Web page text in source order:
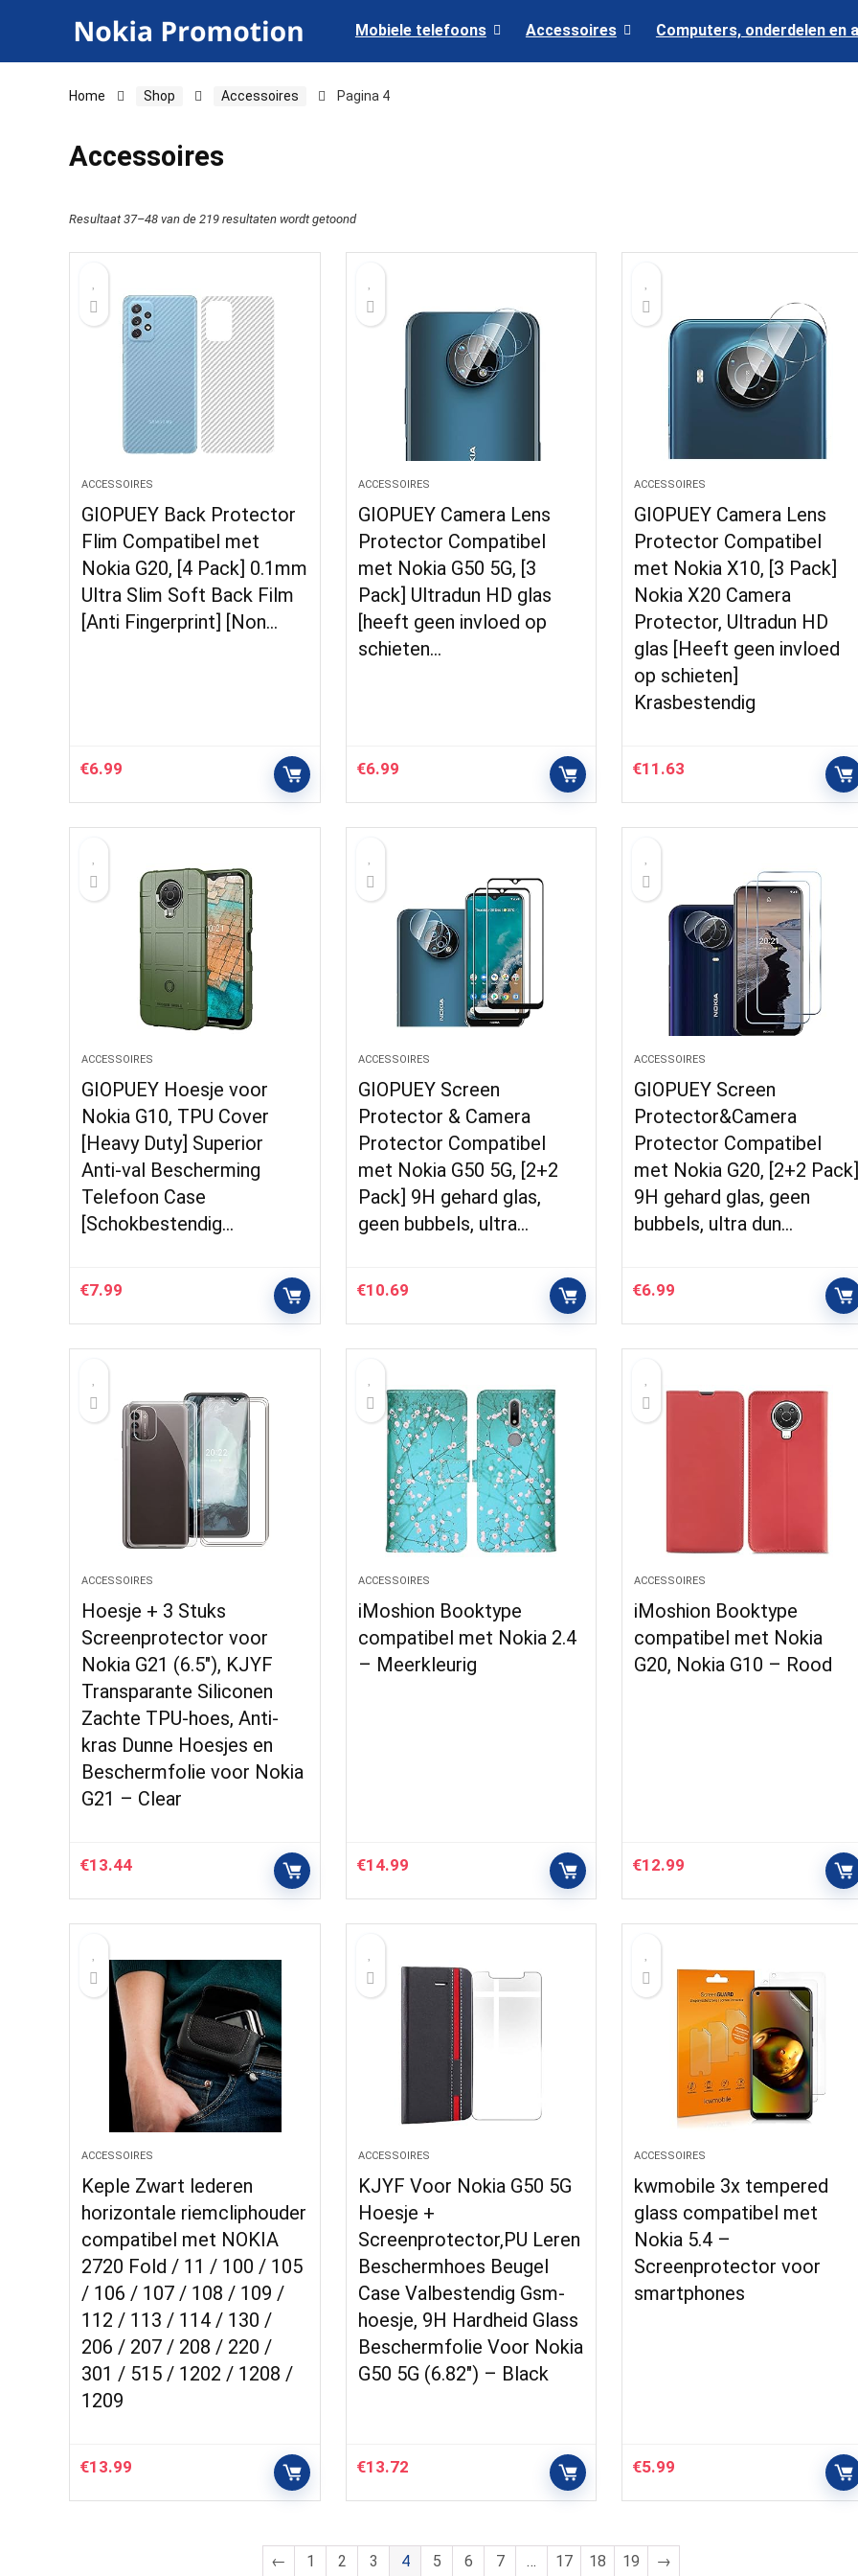
Mobiele telefoons Accessoires Computers, onderdelen en
Home Shop Accessoires Pagina 4
Accessoires
Resultaat 37–48 van de 219 resultaten wordt getoond
ACCESSOIRES
GIOPUEY Back Protector
Flim Compatibel met
Nokia G20, [4 Pack] 0.1mm
Ultra Slim Soft Back Film
[Anti Fingerprint] [Non…
€6.99
ACCESSOIRES
GIOPUEY Camera Lens
Protector Compatibel
met Nokia G50 5G, [3
Pack] Ultradun HD glas
[heeft geen invloed op
schieten…
€6.99
ACCESSOIRES
GIOPUEY Camera Lens
Protector Compatibel
met Nokia X10, [3 Pack]
Nokia X20 Camera
Protector, Ultradun HD
glas [Heeft geen invloed
op schieten]
Krasbestendig
€11.63
ACCESSOIRES
GIOPUEY Hoesje voor
Nokia G10, TPU Cover
[Heavy Duty] Superior
Anti-val Bescherming
Telefoon Case
[Schokbestendig…
€7.99
ACCESSOIRES
GIOPUEY Screen
Protector & Camera
Protector Compatibel
met Nokia G50 5G, [2+2
Pack] 9H gehard glas,
geen bubbels, ultra…
€10.69
ACCESSOIRES
GIOPUEY Screen
Protector&Camera
Protector Compatibel
met Nokia G20, [2+2
9H gehard glas, geen
bubbels, ultra dun…
€6.99
ACCESSOIRES
Hoesje + 3 Stuks
Screenprotector voor
Nokia G21 (6.5″), KJYF
Transparante Siliconen
Zachte TPU-hoes, Anti-
kras Dunne Hoesjes en
Beschermfolie voor Nokia
G21 – Clear
€13.44
ACCESSOIRES
iMoshion Booktype
compatibel met Nokia 2.4
– Meerkleurig
€14.99
ACCESSOIRES
iMoshion Booktype
compatibel met Nokia
G20, Nokia G10 – Rood
€12.99
ACCESSOIRES
Keple Zwart lederen
horizontale riemcliphouder
compatibel met NOKIA
2720 Fold / 11 / 100 / 105
/ 106 / 107 / 108 / 109 /
112 / 113 / 114 / 130 /
206 / 207 / 208 / 220 /
301 / 515 / 1202 / 1208 /
1209
€13.99
ACCESSOIRES
KJYF Voor Nokia G50 5G
Hoesje +
Screenprotector,PU Leren
Beschermhoes Beugel
Case Valbestendig Gsm-
hoesje, 9H Hardheid Glass
Beschermfolie Voor Nokia
G50 5G (6.82″) – Black
€13.72
ACCESSOIRES
kwmobile 3x tempered
glass compatibel met
Nokia 5.4 –
Screenprotector voor
smartphones
€5.99
← 1 2 3 4 5 6 7 … 17 18 19 →